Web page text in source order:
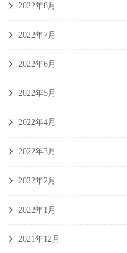
2022年8月
2022年7月
2022年6月
2022年5月
2022年4月
2022年3月
2022年2月
2022年1月
2021年12月